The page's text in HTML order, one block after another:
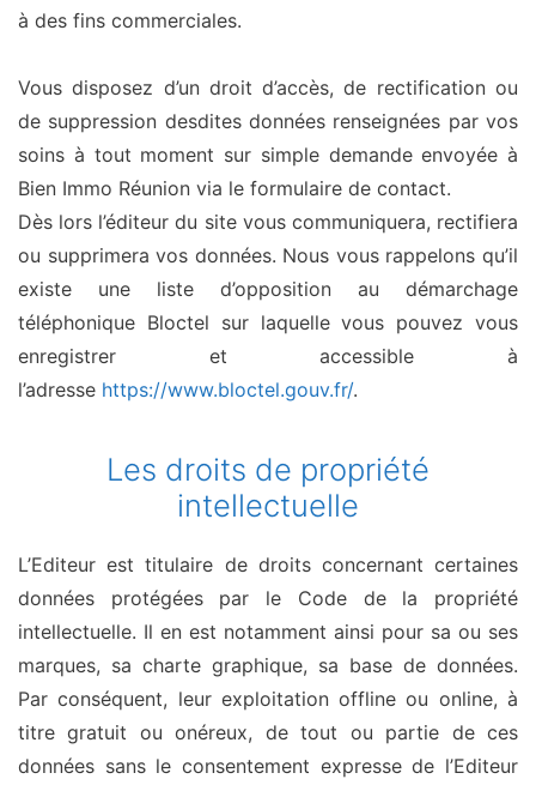
à des fins commerciales.
Vous disposez d’un droit d’accès, de rectification ou
de suppression desdites données renseignées par vos
soins à tout moment sur simple demande envoyée à
Bien Immo Réunion via le formulaire de contact.
Dès lors l’éditeur du site vous communiquera, rectifiera
ou supprimera vos données. Nous vous rappelons qu’il
existe une liste d’opposition au démarchage
téléphonique Bloctel sur laquelle vous pouvez vous
enregistrer et accessible à
l’adresse https://www.bloctel.gouv.fr/.
Les droits de propriété
intellectuelle
L’Editeur est titulaire de droits concernant certaines
données protégées par le Code de la propriété
intellectuelle. Il en est notamment ainsi pour sa ou ses
marques, sa charte graphique, sa base de données.
Par conséquent, leur exploitation offline ou online, à
titre gratuit ou onéreux, de tout ou partie de ces
données sans le consentement expresse de l’Editeur